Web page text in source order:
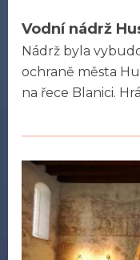
Vodní nádrž
Nádrž byla
ochraně města
na řece Blanici.